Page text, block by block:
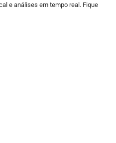
e análises em tempo real. Fique